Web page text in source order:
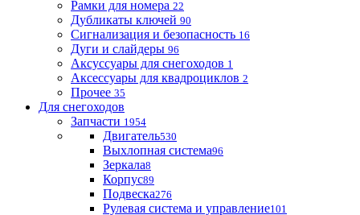
Рамки для номера 22
Дубликаты ключей 90
Сигнализация и безопасность 16
Дуги и слайдеры 96
Аксуссуары для снегоходов 1
Аксессуары для квадроциклов 2
Прочее 35
Для снегоходов
Запчасти 1954
Двигатель530
Выхлопная система96
Зеркала8
Корпус89
Подвеска276
Рулевая система и управление101